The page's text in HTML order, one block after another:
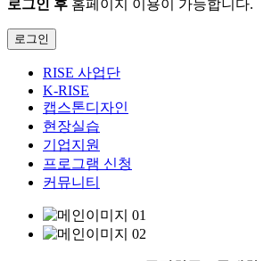
로그인 후 홈페이지 이용이 가능합니다.
로그인
RISE 사업단
K-RISE
캡스톤디자인
현장실습
기업지원
프로그램 신청
커뮤니티